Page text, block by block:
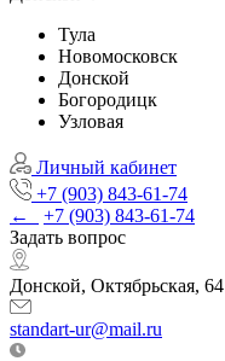
Тула
Новомосковск
Донской
Богородицк
Узловая
Личный кабинет
+7 (903) 843-61-74
←
+7 (903) 843-61-74
Задать вопрос
Донской, Октябрьская, 64
standart-ur@mail.ru